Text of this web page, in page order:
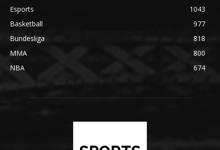
Esports
1043
Basketball
977
Bundesliga
818
MMA
800
NBA
674